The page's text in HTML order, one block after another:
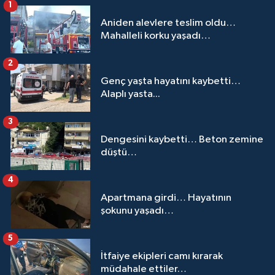
Aniden alevlere teslim oldu…
Mahalleli korku yaşadı…
1
Genç yaşta hayatını kaybetti…
Alaplı yasta...
2
Dengesini kaybetti… Beton zemine
düştü…
3
Apartmana girdi… Hayatının
şokunu yaşadı…
4
İtfaiye ekipleri camı kırarak
müdahale ettiler…
5